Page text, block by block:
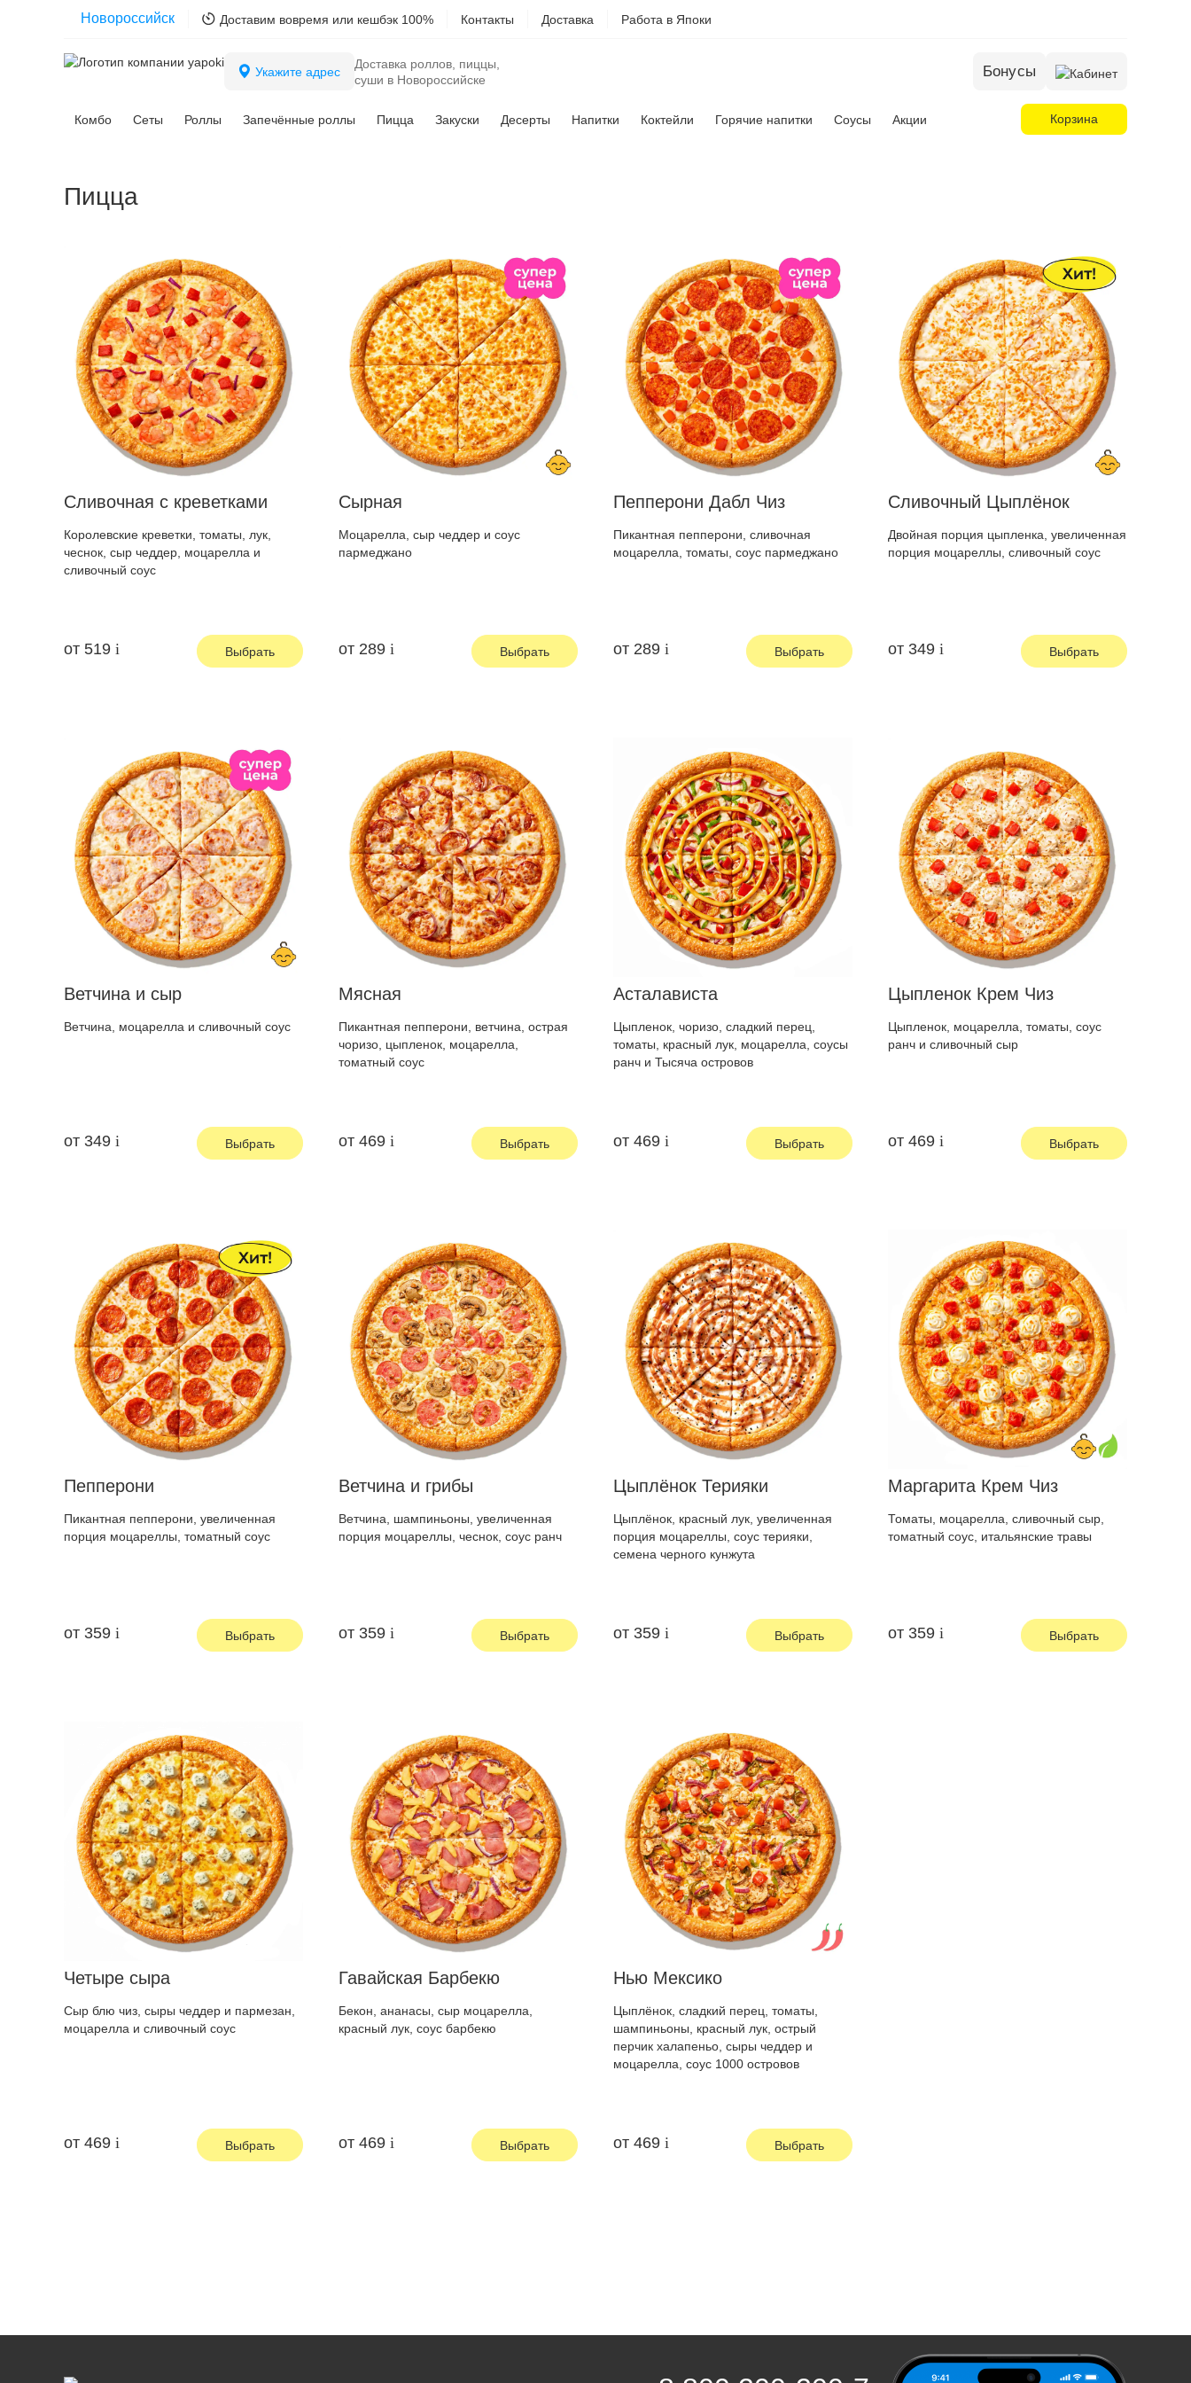
Новороссийск Доставим вовремя или кешбэк 100% Контакты Доставка Работа в Япоки
Укажите адрес
Доставка роллов, пиццы,
суши в Новороссийске
Бонусы
Комбо Сеты Роллы Запечённые роллы Пицца Закуски Десерты Напитки Коктейли Горячие напитки Соусы Акции Корзина
Пицца
Сливочная с креветками
Королевские креветки, томаты, лук,
чеснок, сыр чеддер, моцарелла и
сливочный соус
от 519 Выбрать
Сырная
Моцарелла, сыр чеддер и соус
пармеджано
от 289 Выбрать
Пепперони Дабл Чиз
Пикантная пепперони, сливочная
моцарелла, томаты, соус пармеджано
от 289 Выбрать
Сливочный Цыплёнок
Двойная порция цыпленка, увеличенная
порция моцареллы, сливочный соус
от 349 Выбрать
Ветчина и сыр
Ветчина, моцарелла и сливочный соус
от 349 Выбрать
Мясная
Пикантная пепперони, ветчина, острая
чоризо, цыпленок, моцарелла,
томатный соус
от 469 Выбрать
Асталависта
Цыпленок, чоризо, сладкий перец,
томаты, красный лук, моцарелла, соусы
ранч и Тысяча островов
от 469 Выбрать
Цыпленок Крем Чиз
Цыпленок, моцарелла, томаты, соус
ранч и сливочный сыр
от 469 Выбрать
Пепперони
Пикантная пепперони, увеличенная
порция моцареллы, томатный соус
от 359 Выбрать
Ветчина и грибы
Ветчина, шампиньоны, увеличенная
порция моцареллы, чеснок, соус ранч
от 359 Выбрать
Цыплёнок Терияки
Цыплёнок, красный лук, увеличенная
порция моцареллы, соус терияки,
семена черного кунжута
от 359 Выбрать
Маргарита Крем Чиз
Томаты, моцарелла, сливочный сыр,
томатный соус, итальянские травы
от 359 Выбрать
Четыре сыра
Сыр блю чиз, сыры чеддер и пармезан,
моцарелла и сливочный соус
от 469 Выбрать
Гавайская Барбекю
Бекон, ананасы, сыр моцарелла,
красный лук, соус барбекю
от 469 Выбрать
Нью Мексико
Цыплёнок, сладкий перец, томаты,
шампиньоны, красный лук, острый
перчик халапеньо, сыры чеддер и
моцарелла, соус 1000 островов
от 469 Выбрать